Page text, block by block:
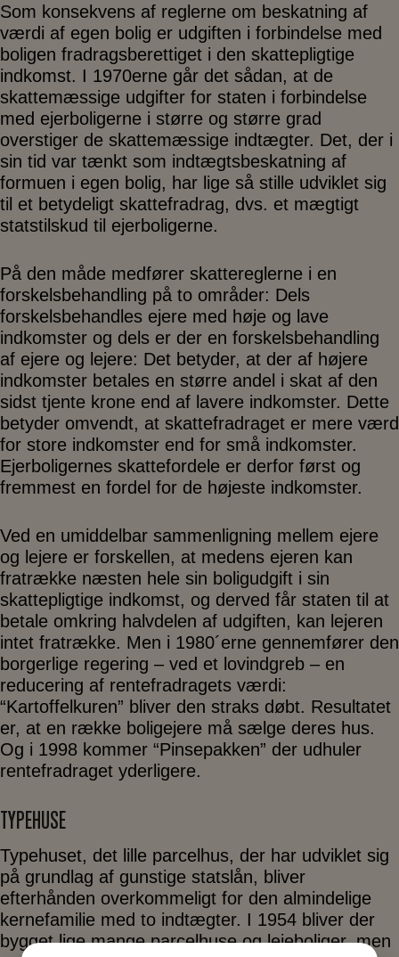
Som konsekvens af reglerne om beskatning af
værdi af egen bolig er udgiften i forbindelse med
boligen fradragsberettiget i den skattepligtige
indkomst. I 1970erne går det sådan, at de
skattemæssige udgifter for staten i forbindelse
med ejerboligerne i større og større grad
overstiger de skattemæssige indtægter. Det, der i
sin tid var tænkt som indtægtsbeskatning af
formuen i egen bolig, har lige så stille udviklet sig
til et betydeligt skattefradrag, dvs. et mægtigt
statstilskud til ejerboligerne.
På den måde medfører skattereglerne i en
forskelsbehandling på to områder: Dels
forskelsbehandles ejere med høje og lave
indkomster og dels er der en forskelsbehandling
af ejere og lejere: Det betyder, at der af højere
indkomster betales en større andel i skat af den
sidst tjente krone end af lavere indkomster. Dette
betyder omvendt, at skattefradraget er mere værd
for store indkomster end for små indkomster.
Ejerboligernes skattefordele er derfor først og
fremmest en fordel for de højeste indkomster.
Ved en umiddelbar sammenligning mellem ejere
og lejere er forskellen, at medens ejeren kan
fratrække næsten hele sin boligudgift i sin
skattepligtige indkomst, og derved får staten til at
betale omkring halvdelen af udgiften, kan lejeren
intet fratrække. Men i 1980´erne gennemfører den
borgerlige regering – ved et lovindgreb – en
reducering af rentefradragets værdi:
“Kartoffelkuren” bliver den straks døbt. Resultatet
er, at en række boligejere må sælge deres hus.
Og i 1998 kommer “Pinsepakken” der udhuler
rentefradraget yderligere.
TYPEHUSE
Typehuset, det lille parcelhus, der har udviklet sig
på grundlag af gunstige statslån, bliver
efterhånden overkommeligt for den almindelige
kernefamilie med to indtægter. I 1954 bliver der
bygget lige mange parcelhuse og lejeboliger, men